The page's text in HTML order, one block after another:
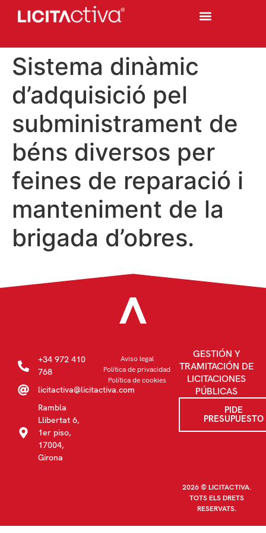
Sistema dinàmic
d’adquisició pel
subministrament de
béns diversos per
feines de reparació i
manteniment de la
brigada d’obres.
+34 972 410
768
licitactiva@licitactiva.com
Rambla
Llibertat 6,
1er piso,
17004,
Girona
Aviso legal
Política de privacidad
Política de cookies
GESTIÓN Y
TRAMITACIÓN DE
LICITACIONES
PÚBLICAS
PIDE
PRESUPUESTO
2026 © LICITACTIVA.
TOTS ELS DRETS
RESERVATS.